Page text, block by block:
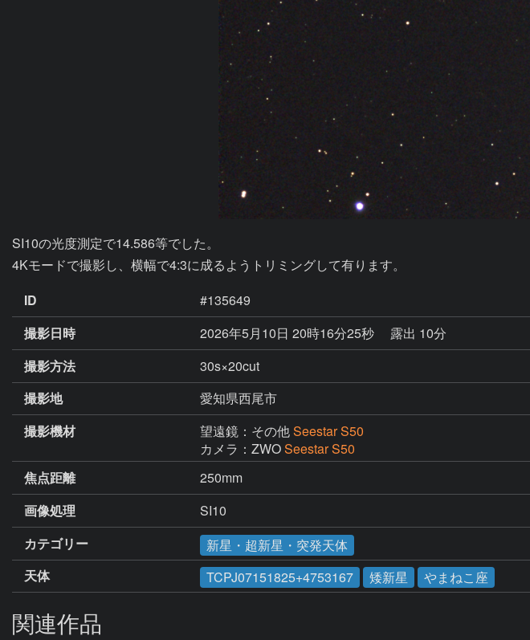
SI10の光度測定で14.586等でした。
4Kモードで撮影し、横幅で4:3に成るようトリミングして有ります。
ID
#135649
撮影日時
2026年5月10日 20時16分25秒
露出 10分
撮影方法
30s×20cut
撮影地
愛知県西尾市
撮影機材
望遠鏡：その他Seestar S50
カメラ：ZWOSeestar S50
焦点距離
250mm
画像処理
SI10
カテゴリー
新星・超新星・突発天体
天体
TCPJ07151825+4753167 矮新星 やまねこ座
関連作品